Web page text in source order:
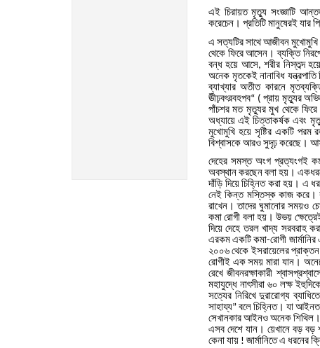
এই চিরায়ত মৃত্যু সংজ্ঞাটি
করেচেন। প্রতিটিমানুষেরইযার
এ সত্যটিরসাথেআজীবন মুখোমুখি
থেকে ফিরে আসেন। ব্যক্তি
বন্ধ হয়ে আসে,শরীর নিস্তব্দ হয়ে
অনেক মৃতকেই নানাবিধ যন্ত্রপাতি
ব্যাখ্যার অতীত কারনে
ঊীঢ়বৎরবহপব“ ( প্রায় মৃত্যুর
পাঁচশর মত মৃত্যুর মুখ থেকে ফিরে
অধ্যায়ে এই চিত্তাকর্ষক এবং
মুখোমুখি হয়ে সৃষ্টির একটি পরম
বিশ্বাসকেআরওসুদৃঢ়করেছে।
দেহের সমস্ত অংগ প্রত্যংগই
অবস্থানকরছেনবলা হয়।
দাঁড়ি দিয়ে চিহ্নিত করা হয়। এ
নেই কিন্ত মস্তিস্ক কাজ করে।
রাখেন। তাদের ঘুমানোর সময়ও
কমা রোগী বলা হয়। উভয়
দিয়ে দেহে তরল খাদ্য সরবরাহ
এরকমএকটি কমা-রোগী জার্মানির
২০০৬ থেকে ইসরায়েলের প্রাক্তন
রোগীই এক সময় মারা যান।
রেখে জীবনরক্ষাকারী
মহাযুদ্ধে নাৎসীরা ৬০ লক্ষ
সত্যের নিরিখে দুরারোগ্য ব্যাধিতে
সাহায্য”বলেচিহ্নিত। যাআইনত
সেখানকারআইনওঅনেক শিথিল।
এসব দেশে যান। য়েখানে বড় বড়
কেনাযায় ! জার্মানিতেএ ধরনের